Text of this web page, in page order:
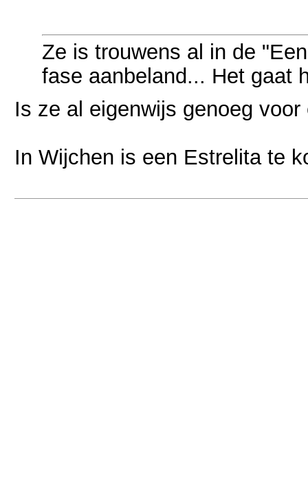
Ze is trouwens al in de
fase aanbeland... Het gaat
Is ze al eigenwijs genoeg
In Wijchen is een Estrelita te